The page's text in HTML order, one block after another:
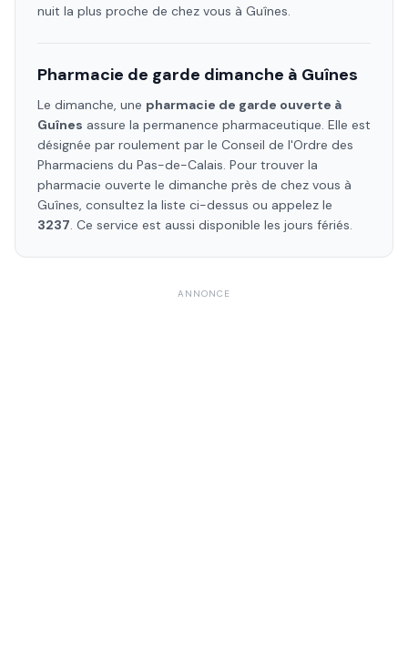
nuit la plus proche de chez vous à Guînes.
Pharmacie de garde dimanche à Guînes
Le dimanche, une pharmacie de garde ouverte à
Guînes assure la permanence pharmaceutique. Elle est
désignée par roulement par le Conseil de l'Ordre des
Pharmaciens du Pas-de-Calais. Pour trouver la
pharmacie ouverte le dimanche près de chez vous à
Guînes, consultez la liste ci-dessus ou appelez le
3237. Ce service est aussi disponible les jours fériés.
ANNONCE